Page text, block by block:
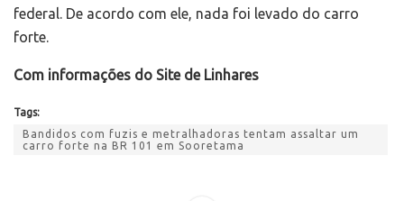
federal. De acordo com ele, nada foi levado do carro
forte.
Com informações do Site de Linhares
Tags:
Bandidos com fuzis e metralhadoras tentam assaltar um
carro forte na BR 101 em Sooretama